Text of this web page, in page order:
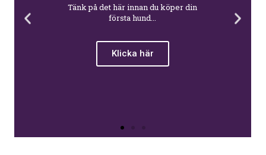
Tänk på det här innan du köper din
första hund...
Klicka här